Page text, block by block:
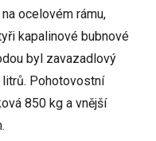
ocelovém rámu,
kapalinové bubnové
byl zavazadlový
Pohotovostní
850 kg a vnější